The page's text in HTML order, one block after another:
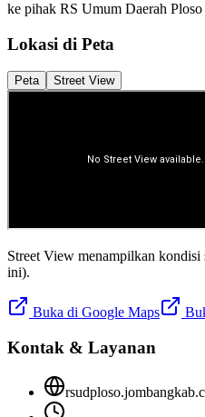
ke pihak RS Umum Daerah Ploso
Lokasi di Peta
Peta Street View
Street View menampilkan kondisi
ini).
Buka di Google Maps
Kontak & Layanan